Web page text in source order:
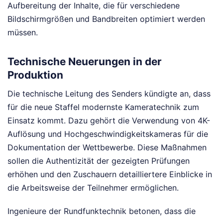
Aufbereitung der Inhalte, die für verschiedene
Bildschirmgrößen und Bandbreiten optimiert werden
müssen.
Technische Neuerungen in der
Produktion
Die technische Leitung des Senders kündigte an, dass
für die neue Staffel modernste Kameratechnik zum
Einsatz kommt. Dazu gehört die Verwendung von 4K-
Auflösung und Hochgeschwindigkeitskameras für die
Dokumentation der Wettbewerbe. Diese Maßnahmen
sollen die Authentizität der gezeigten Prüfungen
erhöhen und den Zuschauern detailliertere Einblicke in
die Arbeitsweise der Teilnehmer ermöglichen.
Ingenieure der Rundfunktechnik betonen, dass die